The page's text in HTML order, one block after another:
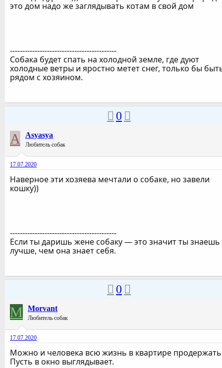
это дом надо же заглядывать котам в свой дом
-------------------------------------------
Собака будет спать на холодной земле, где дуют
холодные ветры и яростно метет снег, только бы
рядом с хозяином.
0
A Asyasya
Любитель собак
17.07.2020
Наверное эти хозяева мечтали о собаке, но завели
кошку))
-------------------------------------------
Если ты даришь жене собаку — это значит ты знаешь
лучше, чем она знает себя.
0
M Morvant
Любитель собак
17.07.2020
Можно и человека всю жизнь в квартире
Пусть в окно выглядывает.